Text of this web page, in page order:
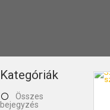
Kategóriák
Összes
bejegyzés